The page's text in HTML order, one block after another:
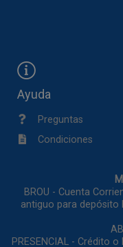
Ayuda
Preguntas
Condiciones
BROU - Cuenta
antiguo para depósito
PRESENCIAL - Crédito o